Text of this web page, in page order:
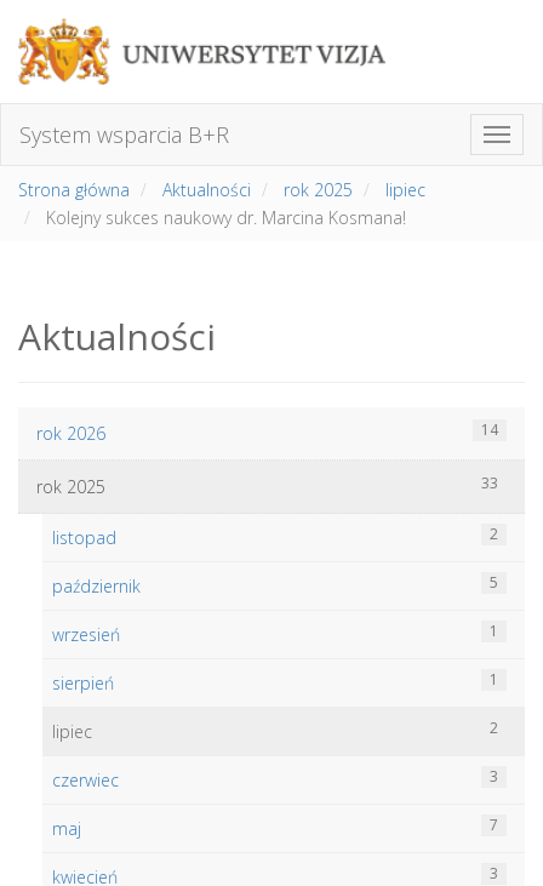
System wsparcia B+R
Strona główna Aktualności rok 2025
lipiec
Kolejny sukces naukowy dr. Marcina Kosmana!
Aktualności
rok 2026 14
rok 2025 33
listopad 2
październik 5
wrzesień 1
sierpień 1
lipiec 2
czerwiec 3
maj 7
kwiecień 3